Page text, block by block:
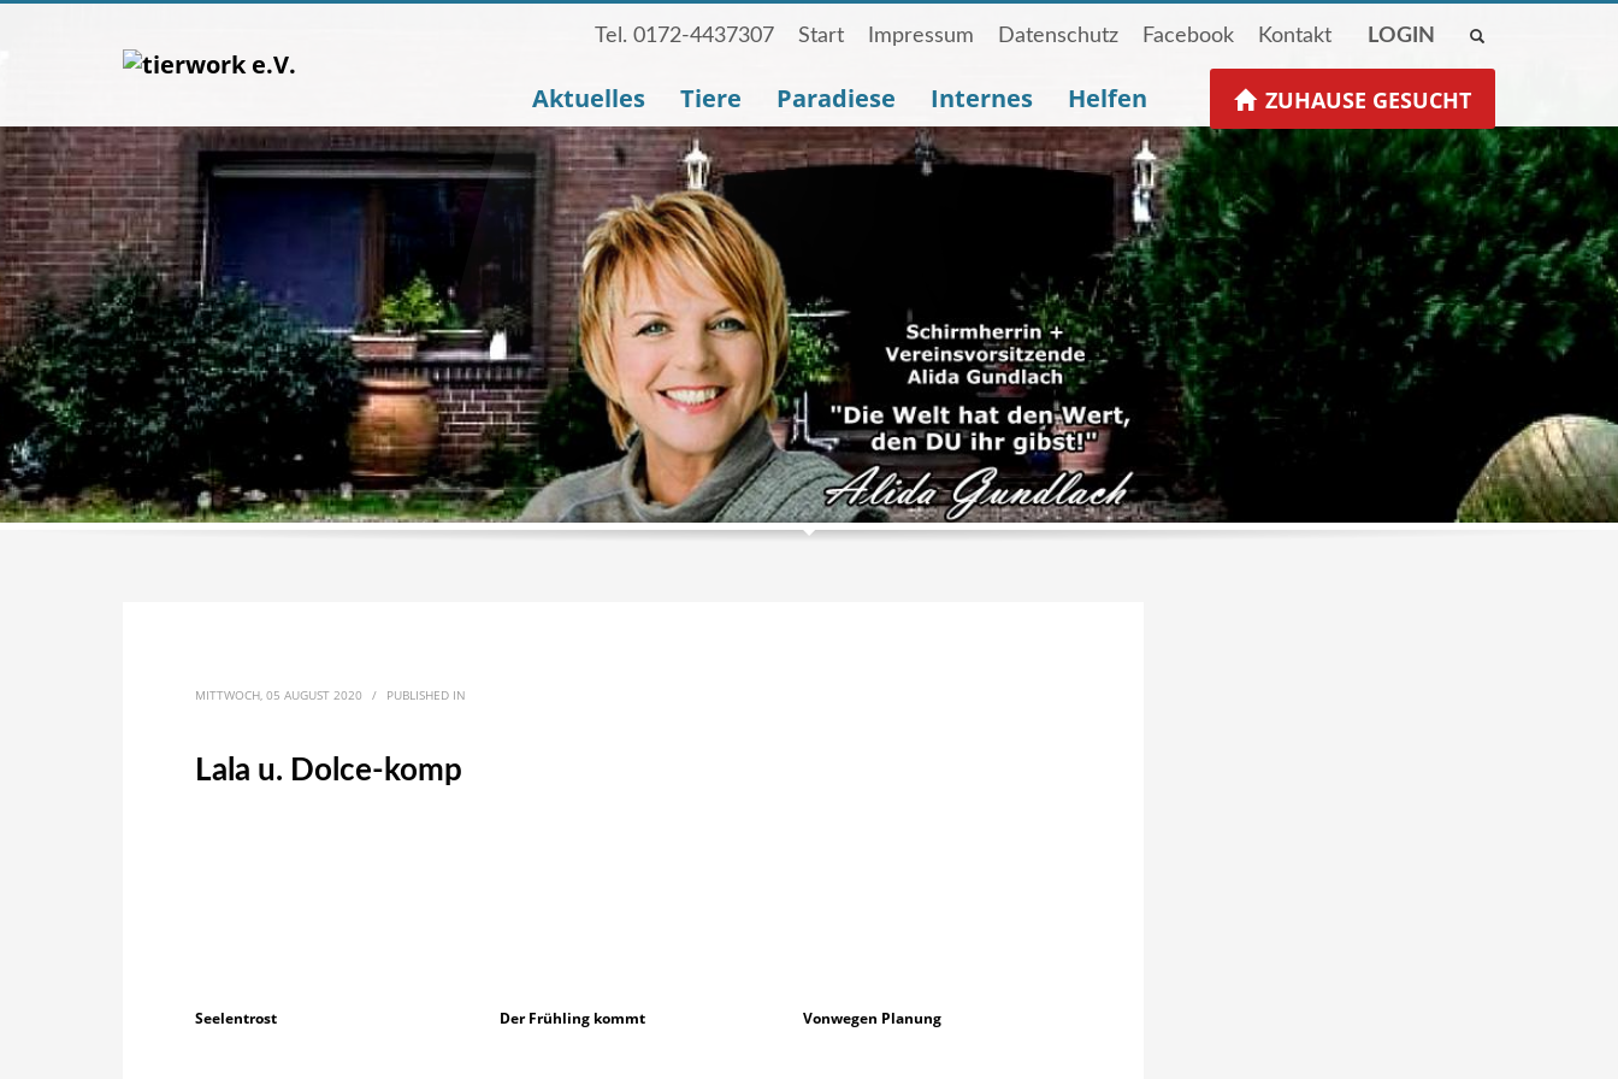
Tel. 0172-4437307 Start Impressum Datenschutz Facebook Kontakt LOGIN
Aktuelles Tiere Paradiese Internes Helfen ZUHAUSE GESUCHT
MITTWOCH, 05 AUGUST 2020 / PUBLISHED IN
Lala u. Dolce-komp
Seelentrost Der Frühling kommt Vonwegen Planung